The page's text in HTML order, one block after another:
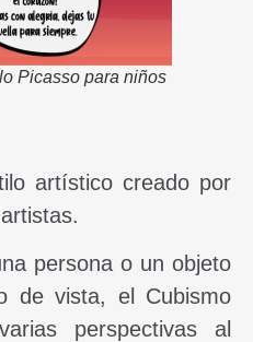
Picasso para niños
artístico creado por
persona o un objeto
de vista, el Cubismo
perspectivas al